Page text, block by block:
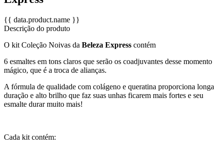
{{ data.product.name }}
Descrição do produto
O kit Coleção Noivas da Beleza Express contém
6 esmaltes em tons claros que serão os coadjuvantes desse momento
mágico, que é a troca de alianças.
A fórmula de qualidade com colágeno e queratina proporciona longa
duração e alto brilho que faz suas unhas ficarem mais fortes e seu
esmalte durar muito mais!
Cada kit contém: